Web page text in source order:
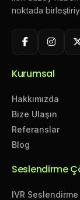
noktada
Kurumsal
Hakkımızda
Bize Ulaşın
Referanslar
Blog
Seslendirme
IVR Seslendirme